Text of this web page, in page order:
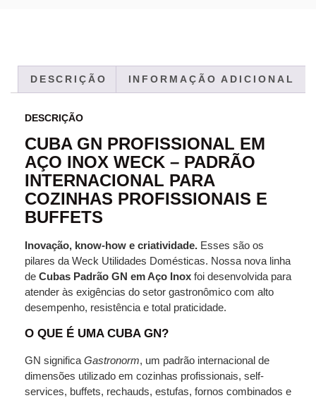
DESCRIÇÃO INFORMAÇÃO ADICIONAL
DESCRIÇÃO
CUBA GN PROFISSIONAL EM
AÇO INOX WECK – PADRÃO
INTERNACIONAL PARA
COZINHAS PROFISSIONAIS E
BUFFETS
Inovação, know‑how e criatividade. Esses são os
pilares da Weck Utilidades Domésticas. Nossa nova linha
de Cubas Padrão GN em Aço Inox foi desenvolvida para
atender às exigências do setor gastronômico com alto
desempenho, resistência e total praticidade.
O QUE É UMA CUBA GN?
GN significa Gastronorm, um padrão internacional de
dimensões utilizado em cozinhas profissionais, self-
services, buffets, rechauds, estufas, fornos combinados e